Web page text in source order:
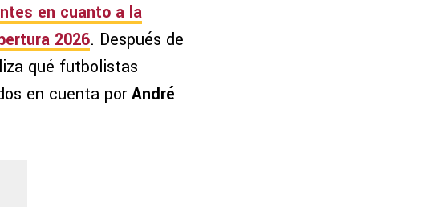
en cuanto a la
2026. Después de
qué futbolistas
en cuenta porAndré